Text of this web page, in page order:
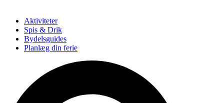
Aktiviteter
Spis & Drik
Bydelsguides
Planlæg din ferie